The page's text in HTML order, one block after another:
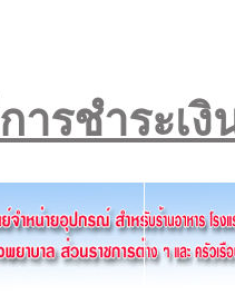
ารชำระเงิ